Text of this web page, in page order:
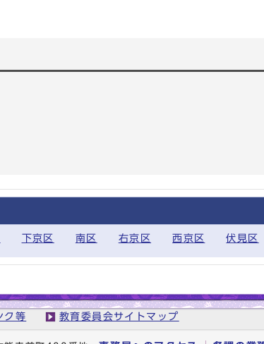
下京区 南区 右京区 西京区 伏見区
ク等 教育委員会サイトマップ